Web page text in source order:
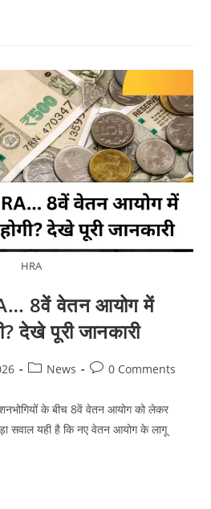
HRA
8वें वेतन आयोग में
देखे पूरी जानकारी
PostNews
Post0 Comments
के बीच 8वें वेतन आयोग को लेकर
सवाल यही है कि नए वेतन आयोग के लागू